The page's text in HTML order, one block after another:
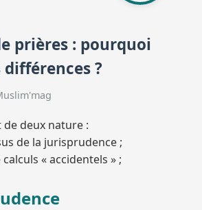
prières : pourquoi
?
de deux nature :
de la jurisprudence ;
« accidentels » ;